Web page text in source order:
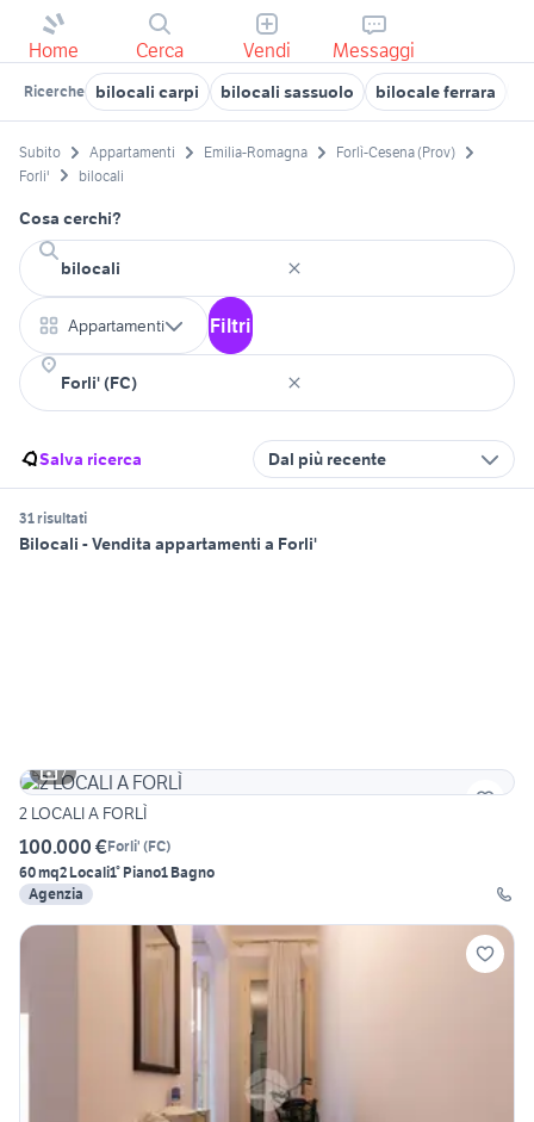
Home Cerca Vendi Messaggi
Ricerche bilocali carpi bilocali sassuolo bilocale ferrara
Subito Appartamenti Emilia-Romagna
Forlì-Cesena (Prov)
Forli'
bilocali
Cosa cerchi?
Appartamenti Filtri
Salva ricerca Dal più recente
31 risultati
Bilocali - Vendita appartamenti a Forli'
7
2 LOCALI A FORLÌ
100.000 €Forli' (FC)
60 mq2 Locali1° Piano1 Bagno
Agenzia